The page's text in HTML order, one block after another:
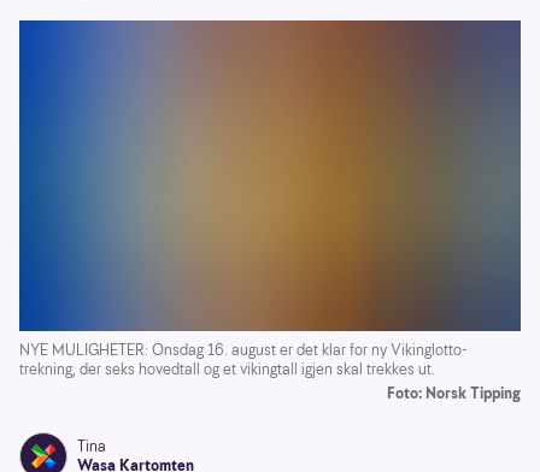
NYE MULIGHETER: Onsdag 16. august er det klar for ny Vikinglotto-
trekning, der seks hovedtall og et vikingtall igjen skal trekkes ut.
Foto: Norsk Tipping
Tina
Wasa Kartomten